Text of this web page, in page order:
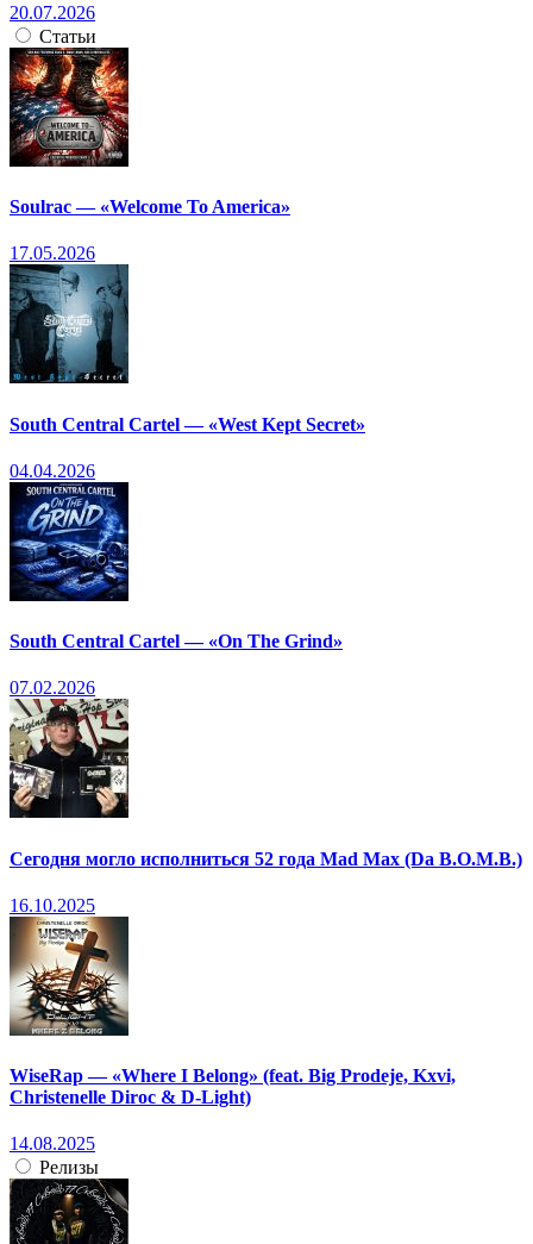
20.07.2026
Статьи
Soulrac — «Welcome To America»
17.05.2026
South Central Cartel — «West Kept Secret»
04.04.2026
South Central Cartel — «On The Grind»
07.02.2026
Сегодня могло исполниться 52 года Mad Max (Da B.O.M.B.)
16.10.2025
WiseRap — «Where I Belong» (feat. Big Prodeje, Kxvi,
Christenelle Diroc & D-Light)
14.08.2025
Релизы